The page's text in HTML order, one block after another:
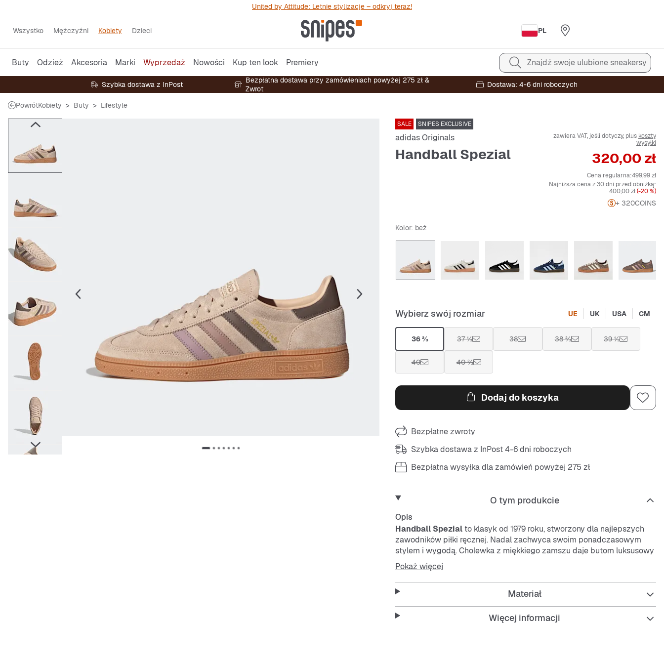
United by Attitude: Letnie stylizacje – odkryj teraz!
Wszystko Mężczyźni Kobiety Dzieci PL
Buty Odzież Akcesoria Marki Wyprzedaż Nowości Kup ten look Premiery Znajdź swoje ulubione sneakersy
Szybka dostawa z InPost
Bezpłatna dostawa przy zamówieniach powyżej 275 zł &
Zwrot
Dostawa: 4-6 dni roboczych
PowrótKobiety Buty Lifestyle
SALE SNIPES EXCLUSIVE
adidas Originals
Handball Spezial
zawiera VAT, jeśli dotyczy, plus koszty
wysyłki
Cena
320,00 zł
Cena regularna:499,99 zł
Najniższa cena z 30 dni przed obniżką:
400,00 zł(-20 %)
+ 320COINS
Kolor: beż
Wybierz swój rozmiar UE UK USA CM
36 ⅔ 37 ⅓ 38 38 ⅔ 39 ⅓
40 40 ⅔
Dodaj do koszyka
Bezpłatne zwroty
Szybka dostawa z InPost 4-6 dni roboczych
Bezpłatna wysyłka dla zamówień powyżej 275 zł
O tym produkcie
Opis
Handball Spezial to klasyk od 1979 roku, stworzony dla najlepszych
zawodników piłki ręcznej. Nadal zachwyca swoim ponadczasowym
stylem i wygodą. Cholewka z miękkiego zamszu daje butom luksusowy
wygląd, który wyróżnia się na ulicy. Miękka podeszwa z naturalnej
gumy podkreśla vintage’owy klimat i zapewnia dobrą przyczepność
oraz trwałość. LogoadidasSpezial Trefoil na języku i napis Spezial w
złotej folii po boku dodają tradycyjnego, autentycznego charakteru.
Pokaż więcej
Materiał
Więcej informacji